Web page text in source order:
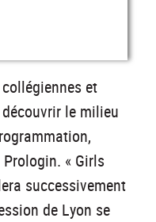
et
le milieu
« Girls
successivement
de Lyon se